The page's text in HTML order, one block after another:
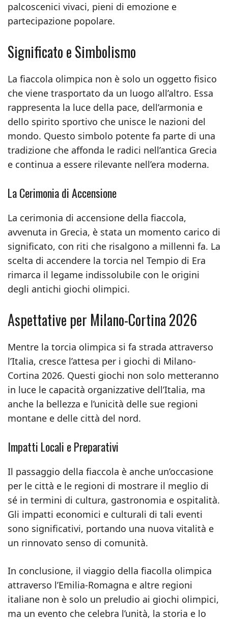
palcoscenici vivaci, pieni di emozione e
partecipazione popolare.
Significato e Simbolismo
La fiaccola olimpica non è solo un oggetto fisico
che viene trasportato da un luogo all’altro. Essa
rappresenta la luce della pace, dell’armonia e
dello spirito sportivo che unisce le nazioni del
mondo. Questo simbolo potente fa parte di una
tradizione che affonda le radici nell’antica Grecia
e continua a essere rilevante nell’era moderna.
La Cerimonia di Accensione
La cerimonia di accensione della fiaccola,
avvenuta in Grecia, è stata un momento carico di
significato, con riti che risalgono a millenni fa. La
scelta di accendere la torcia nel Tempio di Era
rimarca il legame indissolubile con le origini
degli antichi giochi olimpici.
Aspettative per Milano-Cortina 2026
Mentre la torcia olimpica si fa strada attraverso
l’Italia, cresce l’attesa per i giochi di Milano-
Cortina 2026. Questi giochi non solo metteranno
in luce le capacità organizzative dell’Italia, ma
anche la bellezza e l’unicità delle sue regioni
montane e delle città del nord.
Impatti Locali e Preparativi
Il passaggio della fiaccola è anche un’occasione
per le città e le regioni di mostrare il meglio di
sé in termini di cultura, gastronomia e ospitalità.
Gli impatti economici e culturali di tali eventi
sono significativi, portando una nuova vitalità e
un rinnovato senso di comunità.
In conclusione, il viaggio della fiacolla olimpica
attraverso l’Emilia-Romagna e altre regioni
italiane non è solo un preludio ai giochi olimpici,
ma un evento che celebra l’unità, la storia e lo